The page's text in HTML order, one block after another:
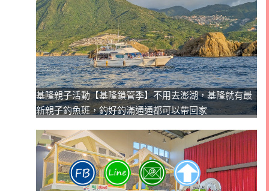
基隆親子活動【基隆鎖管季】不用去澎湖，基隆就有最
新親子釣魚班，釣好釣滿通通都可以帶回家